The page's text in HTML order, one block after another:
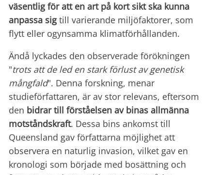
väsentlig för att en art på kort sikt ska kunna
anpassa sigtill varierande miljöfaktorer, som
flytt eller ogynsamma klimatförhållanden.
Ändå lyckades den observerade förökningen
"trots att de led en stark förlust av genetisk
mångfald". Denna forskning, menar
studieförfattaren, är av stor relevans, eftersom
den bidrar till förståelsen av binas allmänna
motståndskraft. Dessa bins ankomst till
Queensland gav författarna möjlighet att
observera en naturlig invasion, vilket gav en
kronologi som började med bosättning och